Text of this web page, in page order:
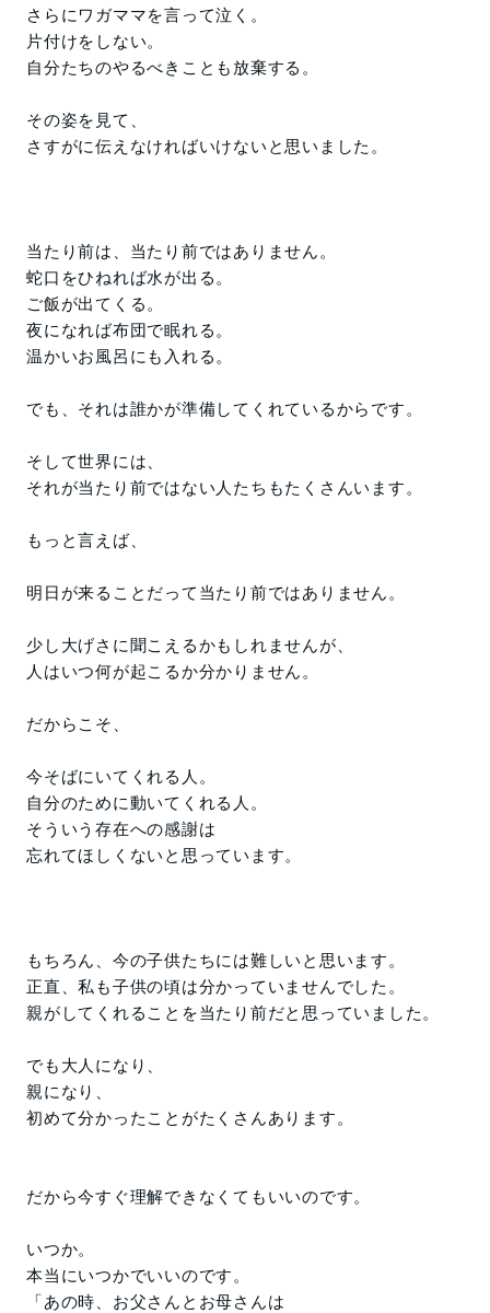
さらにワガママを言って泣く。
片付けをしない。
自分たちのやるべきことも放棄する。
その姿を見て、
さすがに伝えなければいけないと思いました。
当たり前は、当たり前ではありません。
蛇口をひねれば水が出る。
ご飯が出てくる。
夜になれば布団で眠れる。
温かいお風呂にも入れる。
でも、それは誰かが準備してくれているからです。
そして世界には、
それが当たり前ではない人たちもたくさんいます。
もっと言えば、
明日が来ることだって当たり前ではありません。
少し大げさに聞こえるかもしれませんが、
人はいつ何が起こるか分かりません。
だからこそ、
今そばにいてくれる人。
自分のために動いてくれる人。
そういう存在への感謝は
忘れてほしくないと思っています。
もちろん、今の子供たちには難しいと思います。
正直、私も子供の頃は分かっていませんでした。
親がしてくれることを当たり前だと思っていました。
でも大人になり、
親になり、
初めて分かったことがたくさんあります。
だから今すぐ理解できなくてもいいのです。
いつか。
本当にいつかでいいのです。
「あの時、お父さんとお母さんは